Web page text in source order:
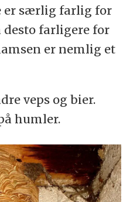
er særlig farlig for
desto farligere for
er nemlig et
veps og bier.
humler.